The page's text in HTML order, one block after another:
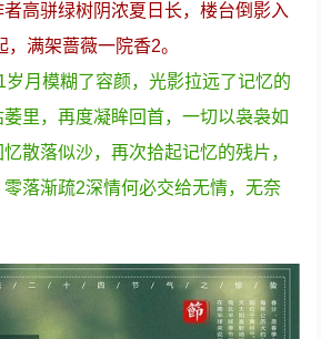
高骈绿树阴浓夏日长，楼台倒影入
满架蔷薇一院香2。
岁月模糊了容颜，光影拉远了记忆的
里，再度凝眸回首，一切以袅袅如
散落似沙，再次拾起记忆的残片，
落渐疏2深情何必交给无情，无奈